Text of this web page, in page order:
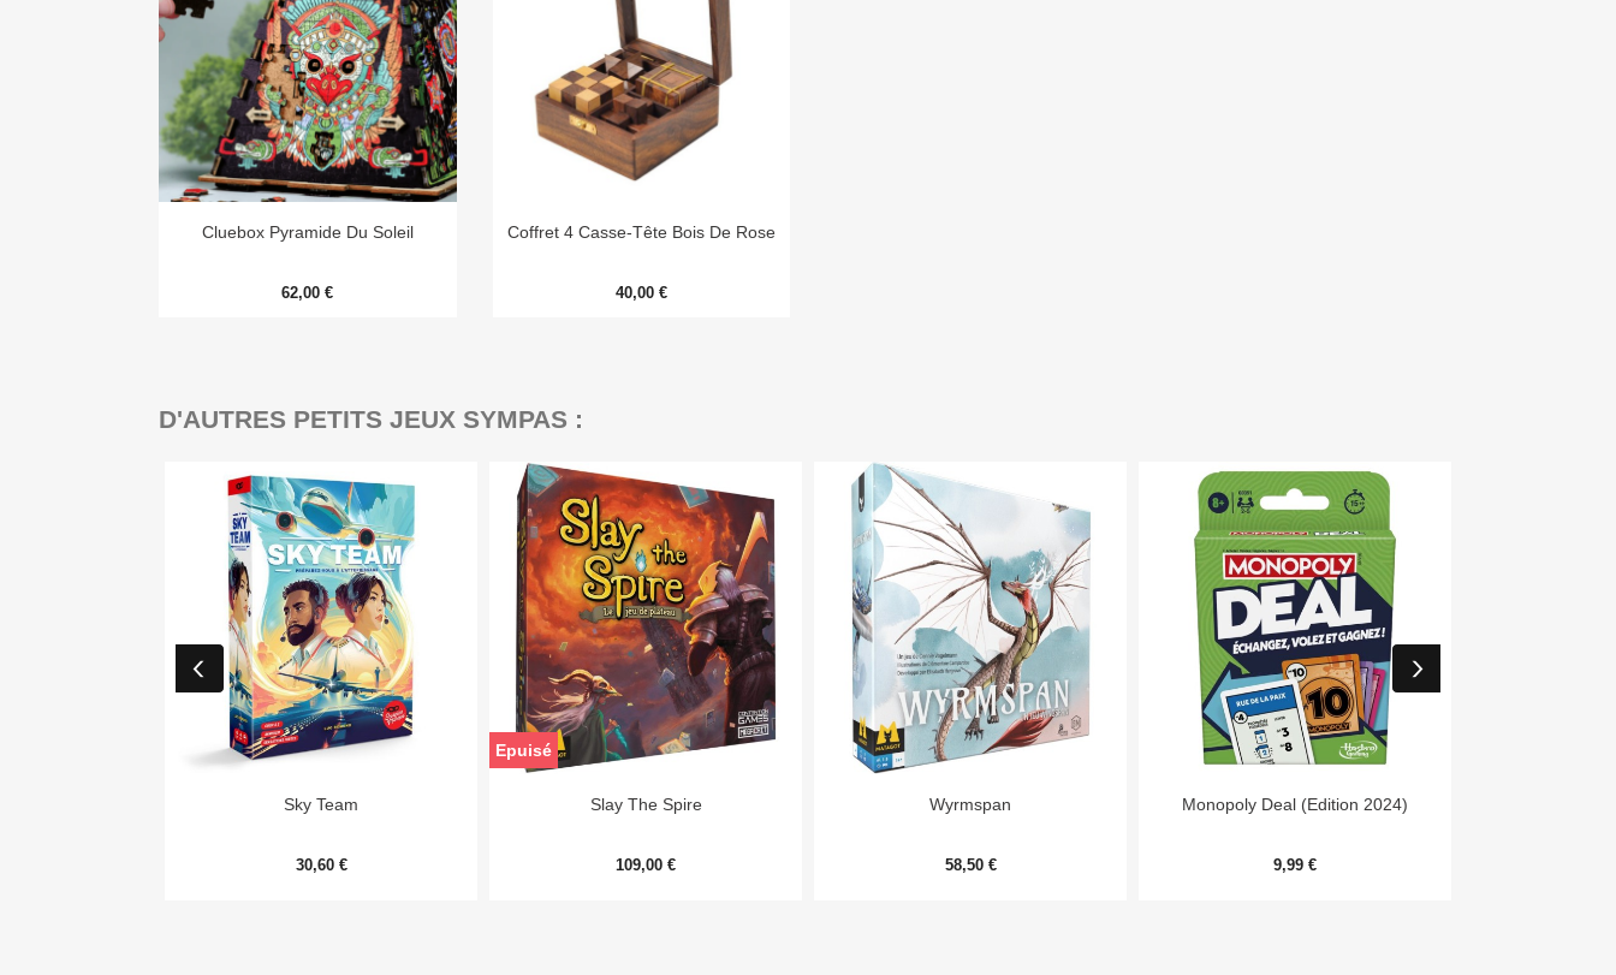
Aperçu rapide
Cluebox Pyramide Du Soleil
62,00 €
Aperçu rapide
Coffret 4 Casse-Tête Bois De Rose
40,00 €
D'AUTRES PETITS JEUX SYMPAS :
Aperçu rapide
Sky Team
30,60 €
Aperçu rapide
Slay The Spire
109,00 €
Epuisé
Aperçu rapide
Wyrmspan
58,50 €
Aperçu rapide
Monopoly Deal (Edition 2024)
9,99 €